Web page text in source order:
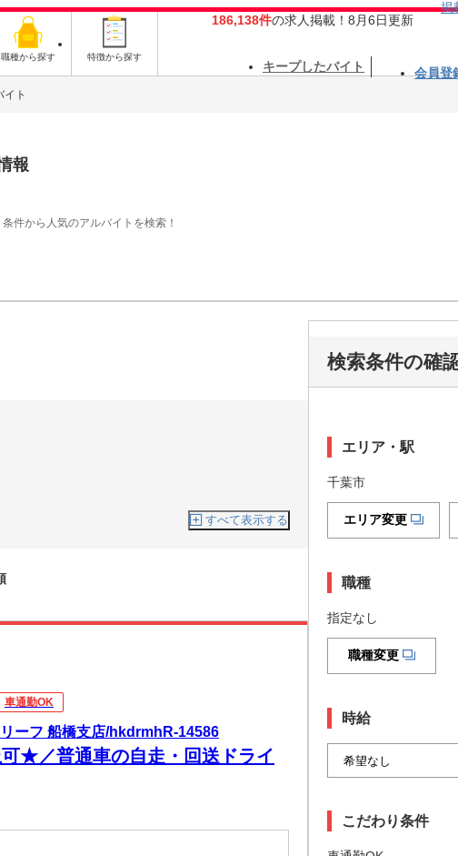
職種から探す 特徴から探す
186,138件の求人掲載！8月6日更新
掲
キープしたバイト 会員登
イト
報
件から人気のアルバイトを検索！
すべて表示する
車通勤OK
ーフ 船橋支店/hkdrmhR-14586
★／普通車の自走・回送ドライ
検索条件の確
エリア・駅
千葉市
エリア変更
職種
指定なし
職種変更
時給
こだわり条件